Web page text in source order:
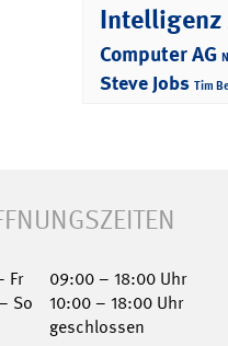
Intelligenz
Computer AG
Steve Jobs Tim
Fr
09:00 – 18:00 Uhr
So
10:00 – 18:00 Uhr
geschlossen